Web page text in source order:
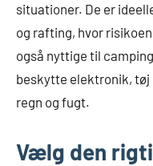
situationer. De er
og rafting, hvor
også nyttige til
beskytte elektronik,
regn og fugt.
Vælg den